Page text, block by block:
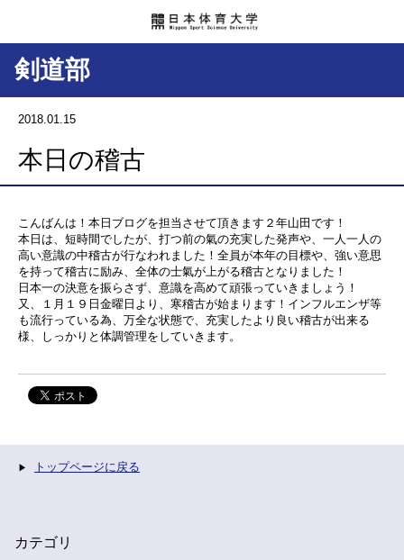
剣道部
2018.01.15
本日の稽古
こんばんは！本日ブログを担当させて頂きます２年山田です！
本日は、短時間でしたが、打つ前の氣の充実した発声や、一人一人の
高い意識の中稽古が行なわれました！全員が本年の目標や、強い意思
を持って稽古に励み、全体の士氣が上がる稽古となりました！
日本一の決意を振らさず、意識を高めて頑張っていきましょう！
又、１月１９日金曜日より、寒稽古が始まります！インフルエンザ等
も流行っている為、万全な状態で、充実したより良い稽古が出来る
様、しっかりと体調管理をしていきます。
トップページに戻る
カテゴリ